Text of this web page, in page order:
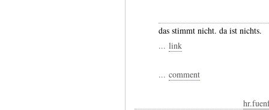
das stimmt nicht. da ist nichts.
... link
... comment